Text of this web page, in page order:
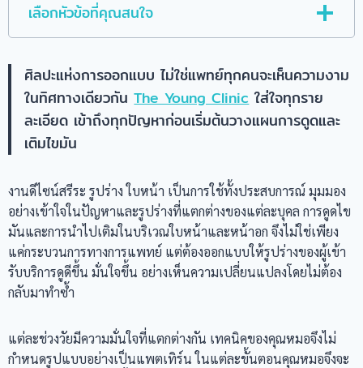
เลือกหัวข้อที่คุณสนใจ
ศิลปะแห่งการออกแบบ ไม่ใช่แพทย์ทุกคนจะเห็นความงาม
ในทิศทางเดียวกันThe Young Clinic ใส่ใจทุกราย
ละเอียด เข้าถึงทุกปัญหาก่อนเริ่มต้นวางแผนการดูดและ
เติมไขมัน
งานดีไซน์สรีระ รูปร่าง ใบหน้า เป็นการใช้ทั้งประสบการณ์ มุมมอง
อย่างเข้าใจในปัญหาและรูปร่างที่แตกต่างของแต่ละบุคล การดูดไข
มันและการนำไปเติมในบริเวณใบหน้าและหน้าอก จึงไม่ใช่เพียง
แค่กระบวนการทางการแพทย์ แต่ต้องออกแบบให้รูปร่างของผู้เข้า
รับบริการดูดีขึ้น มั่นใจขึ้น อย่างเห็นความเปลี่ยนแปลงโดยไม่ต้อง
กลับมาทำซ้ำ
แต่ละช่วงวัยมีความมั่นใจที่แตกต่างกัน เทคนิคของคุณหมอจึงไม่
กำหนดรูปแบบอย่างเป็นแพตเทิร์น ในแต่ละขั้นตอนคุณหมอจึงจะ